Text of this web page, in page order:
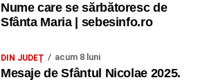
Nume care se sărbătoresc de
Sfânta Maria | sebesinfo.ro
DIN JUDEȚ acum 8 luni
Mesaje de Sfântul Nicolae 2025.